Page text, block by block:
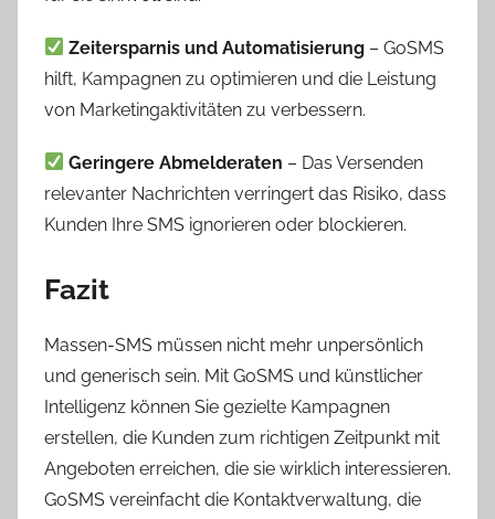
Zeitersparnis und Automatisierung – GoSMS
hilft, Kampagnen zu optimieren und die Leistung
von Marketingaktivitäten zu verbessern.
Geringere Abmelderaten – Das Versenden
relevanter Nachrichten verringert das Risiko, dass
Kunden Ihre SMS ignorieren oder blockieren.
Fazit
Massen-SMS müssen nicht mehr unpersönlich
und generisch sein. Mit GoSMS und künstlicher
Intelligenz können Sie gezielte Kampagnen
erstellen, die Kunden zum richtigen Zeitpunkt mit
Angeboten erreichen, die sie wirklich interessieren.
GoSMS vereinfacht die Kontaktverwaltung, die